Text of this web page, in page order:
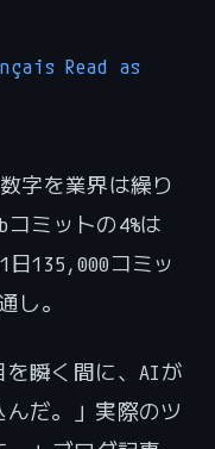
Read as
字を業界は繰り
ミットの4%は
日135,000コミッ
し。
を瞬く間に、AIが
だ。」実際のツ